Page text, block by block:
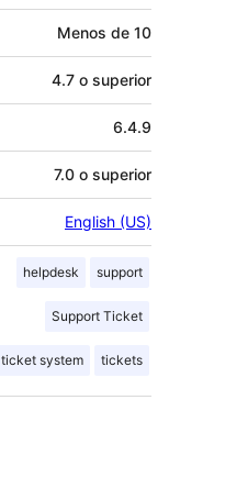
Menos de 10
4.7 o superior
6.4.9
7.0 o superior
English (US)
helpdesk support
Support Ticket
ticket system tickets